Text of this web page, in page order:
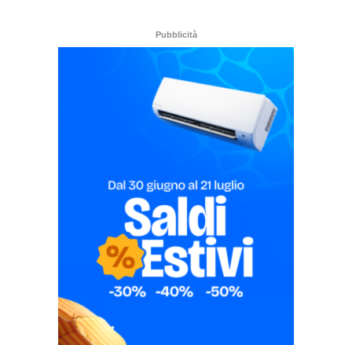
Pubblicità